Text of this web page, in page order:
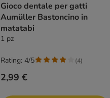
Gioco dentale per gatti
Aumüller Bastoncino in
matatabi
1 pz
2,99 €
Rating: 4/5 (4)